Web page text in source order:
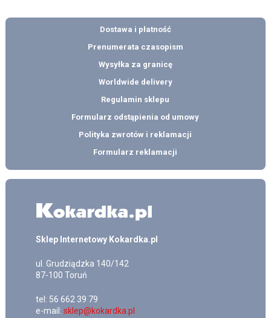
Dostawa i płatność
Prenumerata czasopism
Wysyłka za granicę
Worldwide delivery
Regulamin sklepu
Formularz odstąpienia od umowy
Polityka zwrotów i reklamacji
Formularz reklamacji
Sklep Internetowy Kokardka.pl
ul. Grudziądzka 140/142
87-100 Toruń
tel: 56 662 39 79
e-mail: sklep@kokardka.pl